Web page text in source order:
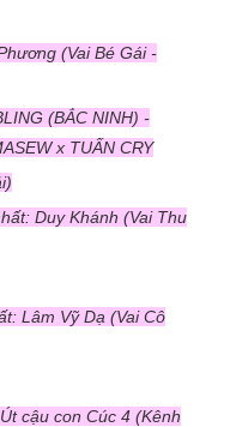
(Vai Bé Gái -
(BẮC NINH) -
x TUẤN CRY
Duy Khánh (Vai Thu
Lâm Vỹ Dạ (Vai Cô
cậu con Cúc 4 (Kênh